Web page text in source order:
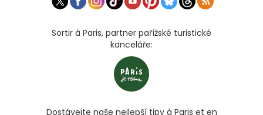
Sortir à Paris, partner pařížské turistické
kanceláře:
Dostávejte naše nejlepší tipy à Paris et en